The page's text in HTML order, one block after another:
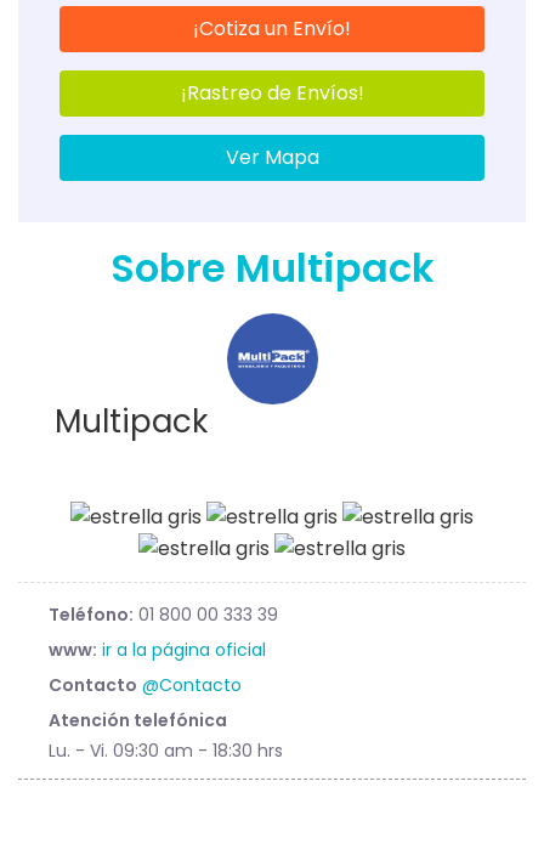
¡Cotiza un Envío!
¡Rastreo de Envíos!
Ver Mapa
Sobre Multipack
Multipack
Teléfono: 01 800 00 333 39
www: ir a la página oficial
Contacto @Contacto
Atención telefónica
Lu. - Vi. 09:30 am - 18:30 hrs